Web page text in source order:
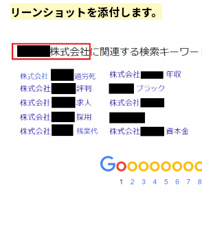
リーンショットを添付します。